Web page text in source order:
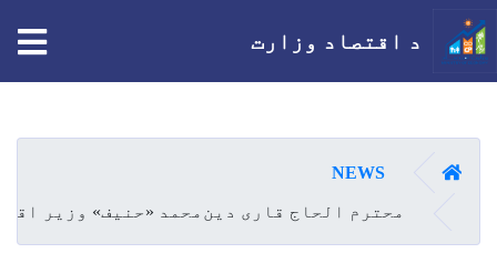
د اقتصاد وزارت
کور NEWS
محترم الحاج قاری دین‌محمد «حنیف» وزیر